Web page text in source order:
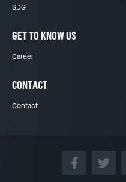
SDG
GET TO KNOW US
Career
CONTACT
Contact